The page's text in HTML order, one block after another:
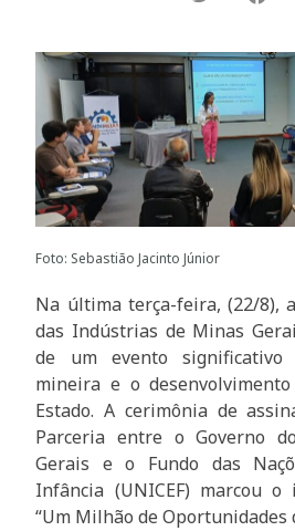
Foto: Sebastião Jacinto Júnior
Na última terça-feira, (22/8),
das Indústrias de Minas
de um evento
mineira e o desenvolvimento
Estado. A cerimônia de
Parceria entre o Governo
Gerais e o Fundo das
Infância (UNICEF) marcou
“Um Milhão de Oportunidades